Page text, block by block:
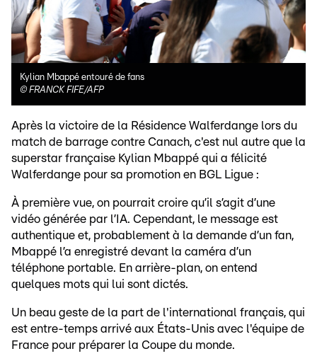
Kylian Mbappé entouré de fans
© FRANCK FIFE/AFP
Après la victoire de la Résidence Walferdange lors du
match de barrage contre Canach, c'est nul autre que la
superstar française Kylian Mbappé qui a félicité
Walferdange pour sa promotion en BGL Ligue :
À première vue, on pourrait croire qu’il s’agit d’une
vidéo générée par l’IA. Cependant, le message est
authentique et, probablement à la demande d’un fan,
Mbappé l’a enregistré devant la caméra d’un
téléphone portable. En arrière-plan, on entend
quelques mots qui lui sont dictés.
Un beau geste de la part de l'international français, qui
est entre-temps arrivé aux États-Unis avec l'équipe de
France pour préparer la Coupe du monde.